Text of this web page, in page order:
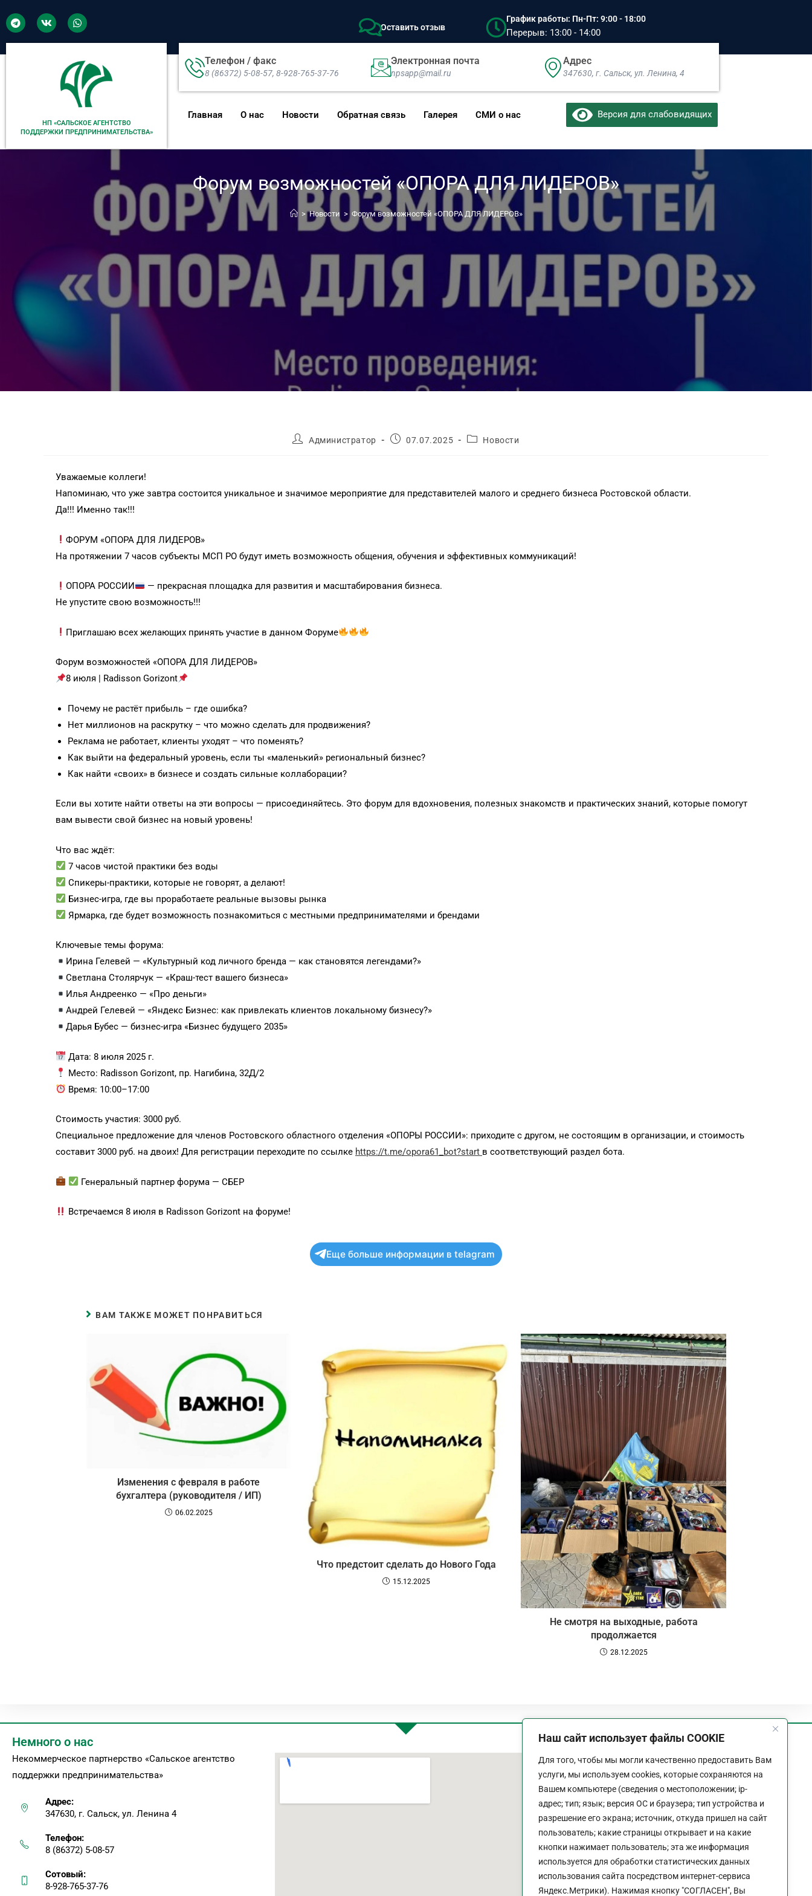
Наш сайт использует файлы COOKIE
Для того, чтобы мы могли качественно предоставить Вам
услуги, мы используем cookies, которые сохраняются на
Вашем компьютере (сведения о местоположении; ip-
адрес; тип; язык; версия ОС и браузера; тип устройства и
разрешение его экрана; источник, откуда пришел на сайт
пользователь; какие страницы открывает и на какие
кнопки нажимает пользователь; эта же информация
используется для обработки статистических данных
использования сайта посредством интернет-сервиса
Яндекс.Метрики). Нажимая кнопку "СОГЛАСЕН", Вы
Оставить отзыв
График работы: Пн-Пт: 9:00 - 18:00
Перерыв: 13:00 - 14:00
НП «САЛЬСКОЕ АГЕНТСТВО
ПОДДЕРЖКИ ПРЕДПРИНИМАТЕЛЬСТВА»
Телефон / факс
8 (86372) 5-08-57, 8-928-765-37-76
Электронная почта
npsapp@mail.ru
Адрес
347630, г. Сальск, ул. Ленина, 4​
Главная О нас Новости Обратная связь Галерея СМИ о нас Версия для слабовидящих
Форум возможностей «ОПОРА ДЛЯ ЛИДЕРОВ»
> Новости > Форум возможностей «ОПОРА ДЛЯ ЛИДЕРОВ»
Администратор 07.07.2025 Новости
Уважаемые коллеги!
Напоминаю, что уже завтра состоится уникальное и значимое мероприятие для представителей малого и среднего бизнеса Ростовской области.
Да!!! Именно так!!!
ФОРУМ «ОПОРА ДЛЯ ЛИДЕРОВ»
На протяжении 7 часов субъекты МСП РО будут иметь возможность общения, обучения и эффективных коммуникаций!
ОПОРА РОССИИ
— прекрасная площадка для развития и масштабирования бизнеса.
Не упустите свою возможность!!!
Приглашаю всех желающих принять участие в данном Форуме
Форум возможностей «ОПОРА ДЛЯ ЛИДЕРОВ»
8 июля | Radisson Gorizont
Почему не растёт прибыль – где ошибка?
Нет миллионов на раскрутку – что можно сделать для продвижения?
Реклама не работает, клиенты уходят – что поменять?
Как выйти на федеральный уровень, если ты «маленький» региональный бизнес?
Как найти «своих» в бизнесе и создать сильные коллаборации?
Если вы хотите найти ответы на эти вопросы — присоединяйтесь. Это форум для вдохновения, полезных знакомств и практических знаний, которые помогут
вам вывести свой бизнес на новый уровень!
Что вас ждёт:
7 часов чистой практики без воды
Спикеры-практики, которые не говорят, а делают!
Бизнес-игра, где вы проработаете реальные вызовы рынка
Ярмарка, где будет возможность познакомиться с местными предпринимателями и брендами
Ключевые темы форума:
Ирина Гелевей — «Культурный код личного бренда — как становятся легендами?»
Светлана Столярчук — «Краш-тест вашего бизнеса»
Илья Андреенко — «Про деньги»
Андрей Гелевей — «Яндекс Бизнес: как привлекать клиентов локальному бизнесу?»
Дарья Бубес — бизнес-игра «Бизнес будущего 2035»
Дата: 8 июля 2025 г.
Место: Radisson Gorizont, пр. Нагибина, 32Д/2
Время: 10:00–17:00
Стоимость участия: 3000 руб.
Специальное предложение для членов Ростовского областного отделения «ОПОРЫ РОССИИ»: приходите с другом, не состоящим в организации, и стоимость
составит 3000 руб. на двоих! Для регистрации переходите по ссылке https://t.me/opora61_bot?start в соответствующий раздел бота.
Генеральный партнер форума — СБЕР
Встречаемся 8 июля в Radisson Gorizont на форуме!
Еще больше информации в telagram
ВАМ ТАКЖЕ МОЖЕТ ПОНРАВИТЬСЯ
Изменения с февраля в работе
бухгалтера (руководителя / ИП)
06.02.2025
Что предстоит сделать до Нового Года
15.12.2025
Не смотря на выходные, работа
продолжается
28.12.2025
Немного о нас
Некоммерческое партнерство «Сальское агентство
поддержки предпринимательства»
Адрес:
347630, г. Сальск, ул. Ленина 4
Телефон:
8 (86372) 5-08-57
Сотовый:
8-928-765-37-76
График работы
9:00 - 18:00
Выходной:Сб - Вс
Политика конфиденциальности сайта